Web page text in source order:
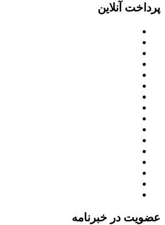
پرداخت آنلاین
عضویت در خبرنامه